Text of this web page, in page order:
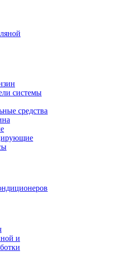
системы
срeдства
и